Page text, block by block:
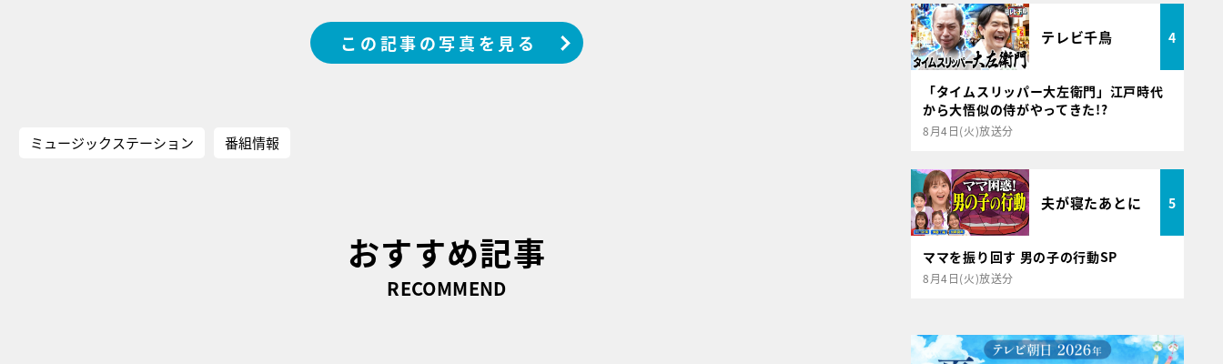
この記事の写真を見る
ミュージックステーション 番組情報
おすすめ記事
RECOMMEND
テレビ千鳥 4
「タイムスリッパー大左衛門」江戸時代
から大悟似の侍がやってきた!?
8月4日(火)放送分
夫が寝たあとに 5
ママを振り回す 男の子の行動SP
8月4日(火)放送分